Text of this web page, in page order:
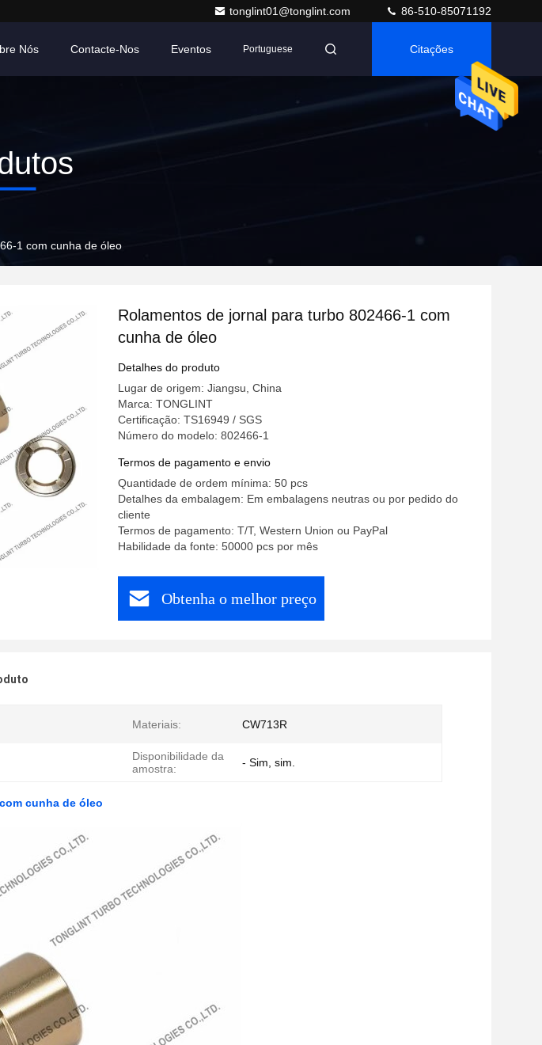
tonglint01@tonglint.com 86-510-85071192
Nós Contacte-Nos Eventos Portuguese Citações
1 com cunha de óleo
Rolamentos de jornal para turbo 802466-1 com
cunha de óleo
Detalhes do produto
Lugar de origem: Jiangsu, China
Marca: TONGLINT
Certificação: TS16949 / SGS
Número do modelo: 802466-1
Termos de pagamento e envio
Quantidade de ordem mínima: 50 pcs
Detalhes da embalagem: Em embalagens neutras ou por pedido do
cliente
Termos de pagamento: T/T, Western Union ou PayPal
Habilidade da fonte: 50000 pcs por mês
Obtenha o melhor preço
Materiais: CW713R
Disponibilidade da
amostra:
- Sim, sim.
cunha de óleo